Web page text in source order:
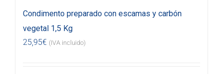
Condimento preparado con escamas y carbón
vegetal 1,5 Kg
25,95€ (IVA incluido)